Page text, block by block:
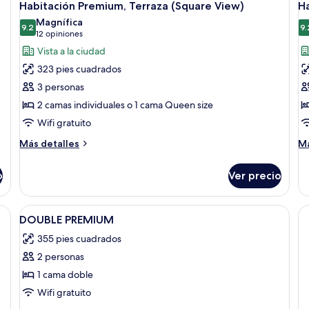
todas
las
fotos
de
Habitación
Premium,
Terraza
(Square
View)
10
Habitación Premium, Terraza (Square View)
9.29.2 de 10
Magnífica
12 opiniones
(12
opiniones)
Vista a la ciudad
323 pies cuadrados
3 personas
2 camas individuales o 1 cama Queen size
Wifi gratuito
Más detalles
Más
Premium,
Terraza
(Square
Ver precio
ventanal grande, un televisor de pantalla plana y un conjunto de sofás.
Abrir
todas
las
fotos
de
DOUBLE
Ropa de cama hipoalergénica y minibar
7
DOUBLE PREMIUM
355 pies cuadrados
2 personas
1 cama doble
Wifi gratuito